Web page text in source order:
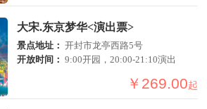
大宋.东京梦华<演出票>
景点地址： 开封市龙亭西路5号
开放时间： 9:00开园，20:00-21:10演出
￥269.00起